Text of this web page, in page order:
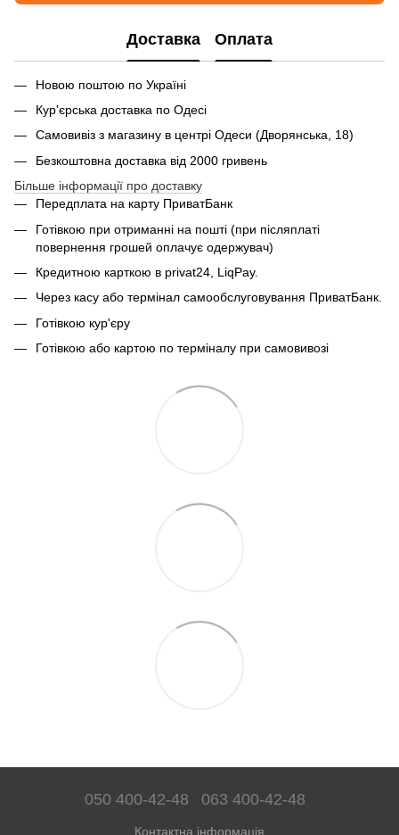
Доставка Оплата
Новою поштою по Україні
Кур'єрська доставка по Одесі
Самовивіз з магазину в центрі Одеси (Дворянська, 18)
Безкоштовна доставка від 2000 гривень
Більше інформації про доставку
Передплата на карту ПриватБанк
Готівкою при отриманні на пошті (при післяплаті
повернення грошей оплачує одержувач)
Кредитною карткою в privat24, LiqPay.
Через касу або термінал самообслуговування ПриватБанк.
Готівкою кур'єру
Готівкою або картою по терміналу при самовивозі
050 400-42-48 063 400-42-48
Контактна інформація